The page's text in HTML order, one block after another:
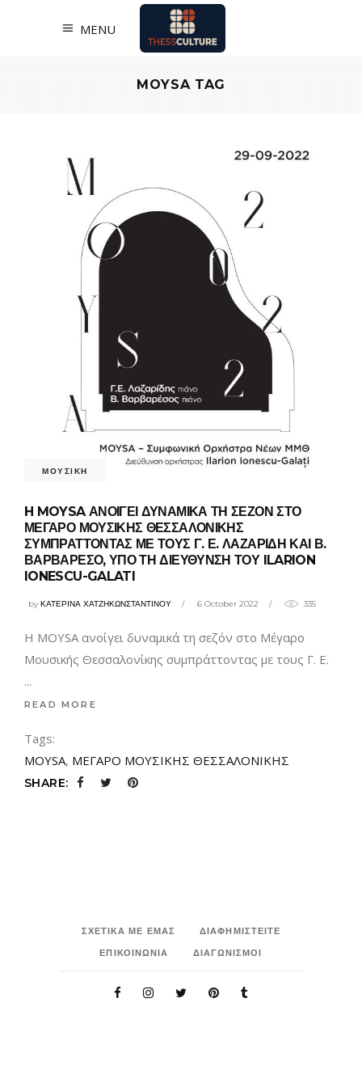
MENU
MOYSA TAG
ΜΟΥΣΙΚΗ
H MOYSA ΑΝΟΙΓΕΙ ΔΥΝΑΜΙΚΑ ΤΗ ΣΕΖΟΝ ΣΤΟ
ΜΕΓΑΡΟ ΜΟΥΣΙΚΗΣ ΘΕΣΣΑΛΟΝΙΚΗΣ
ΣΥΜΠΡΑΤΤΟΝΤΑΣ ΜΕ ΤΟΥΣ Γ. Ε. ΛΑΖΑΡΙΔΗ ΚΑΙ Β.
ΒΑΡΒΑΡΕΣΟ, ΥΠΟ ΤΗ ΔΙΕΥΘΥΝΣΗ ΤΟΥ ILARION
IONESCU-GALATI
byΚΑΤΕΡΙΝΑ ΧΑΤΖΗΚΩΝΣΤΑΝΤΙΝΟΥ 6 October 2022 335
H MOYSA ανοίγει δυναμικά τη σεζόν στο Μέγαρο
Μουσικής Θεσσαλονίκης συμπράττοντας με τους Γ. Ε.
READ MORE
Tags:
MOYSA, ΜΕΓΑΡΟ ΜΟΥΣΙΚΗΣ ΘΕΣΣΑΛΟΝΙΚΗΣ
SHARE:
ΣΧΕΤΙΚΑ ΜΕ ΕΜΑΣ
ΔΙΑΦΗΜΙΣΤΕΙΤΕ
ΕΠΙΚΟΙΝΩΝΙΑ
ΔΙΑΓΩΝΙΣΜΟΙ